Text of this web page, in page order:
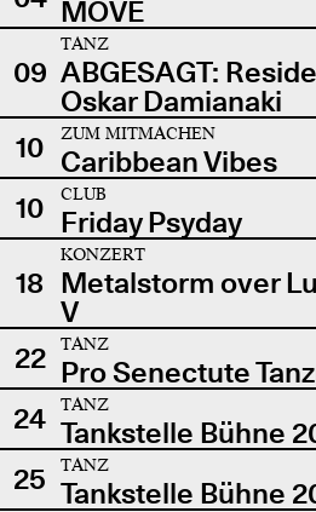
MOVE
09
TANZ
ABGESAGT:
Oskar Damianaki
10
ZUM MITMACHEN
Caribbean Vibes
10
CLUB
Friday Psyday
18
KONZERT
Metalstorm over
V
22
TANZ
Pro Senectute
24
TANZ
Tankstelle Bühne
25
TANZ
Tankstelle Bühne